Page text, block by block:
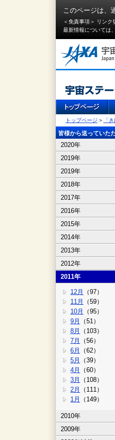
このページは、
＜免責事項＞ リン
最新情報については、
トップページ > 「
皆様から送っていた
2020年
2019年
2019年
2018年
2017年
2016年
2015年
2014年
2013年
2012年
2011年
12月
（97）
11月
（59）
10月
（95）
9月
（51）
8月
（103）
7月
（56）
6月
（62）
5月
（39）
4月
（60）
3月
（108）
2月
（111）
1月
（149）
2010年
2009年